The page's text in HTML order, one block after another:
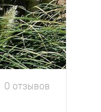
0 отзывов